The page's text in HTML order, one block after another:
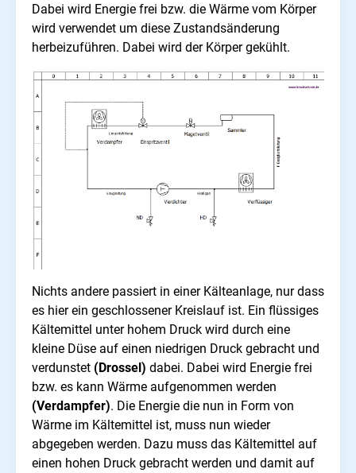
Dabei wird Energie frei bzw. die Wärme vom Körper
wird verwendet um diese Zustandsänderung
herbeizuführen. Dabei wird der Körper gekühlt.
Nichts andere passiert in einer Kälteanlage, nur dass
es hier ein geschlossener Kreislauf ist. Ein flüssiges
Kältemittel unter hohem Druck wird durch eine
kleine Düse auf einen niedrigen Druck gebracht und
verdunstet (Drossel) dabei. Dabei wird Energie frei
bzw. es kann Wärme aufgenommen werden
(Verdampfer). Die Energie die nun in Form von
Wärme im Kältemittel ist, muss nun wieder
abgegeben werden. Dazu muss das Kältemittel auf
einen hohen Druck gebracht werden und damit auf